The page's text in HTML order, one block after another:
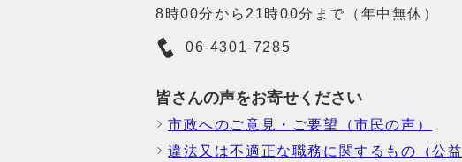
8時00分から21時00分まで（年中無休）
06-4301-7285
皆さんの声をお寄せください
市政へのご意見・ご要望（市民の声）
違法又は不適正な職務に関するもの（公益